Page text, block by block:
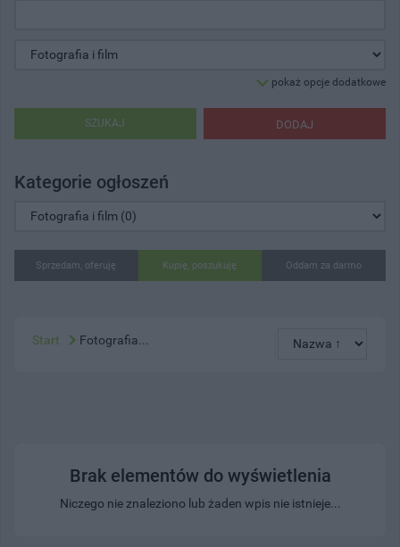
pokaż opcje dodatkowe
DODAJ
SZUKAJ
Kategorie ogłoszeń
Sprzedam, oferuję Kupię, poszukuję Oddam za darmo
Start Fotografia...
Brak elementów do wyświetlenia
Niczego nie znaleziono lub żaden wpis nie istnieje...